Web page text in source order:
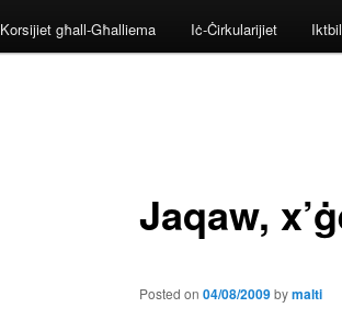
Korsijiet għall-Għalliema Iċ-Ċirkularijiet
Jaqaw,
Posted on 04/08/2009bymalti